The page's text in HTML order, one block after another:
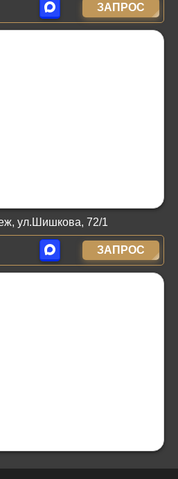
ЗАПРОС
ул.Шишкова, 72/1
ЗАПРОС